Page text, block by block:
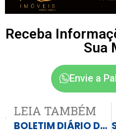
Receba
Sua
Envie a
LEIA TAMBÉM
BOLETIM DIÁRIO DO TRANSPORTE SANITÁRIO